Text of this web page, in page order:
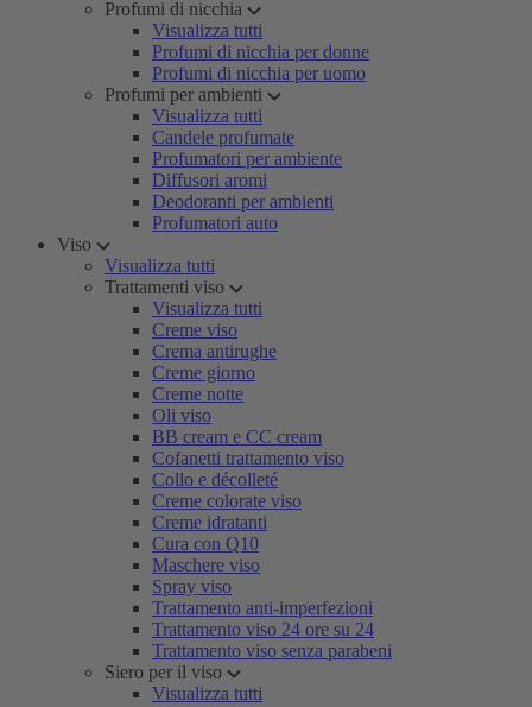
Profumi di nicchia
Visualizza tutti
Profumi di nicchia per donne
Profumi di nicchia per uomo
Profumi per ambienti
Visualizza tutti
Candele profumate
Profumatori per ambiente
Diffusori aromi
Deodoranti per ambienti
Profumatori auto
Viso
Visualizza tutti
Trattamenti viso
Visualizza tutti
Creme viso
Crema antirughe
Creme giorno
Creme notte
Oli viso
BB cream e CC cream
Cofanetti trattamento viso
Collo e décolleté
Creme colorate viso
Creme idratanti
Cura con Q10
Maschere viso
Spray viso
Trattamento anti-imperfezioni
Trattamento viso 24 ore su 24
Trattamento viso senza parabeni
Siero per il viso
Visualizza tutti